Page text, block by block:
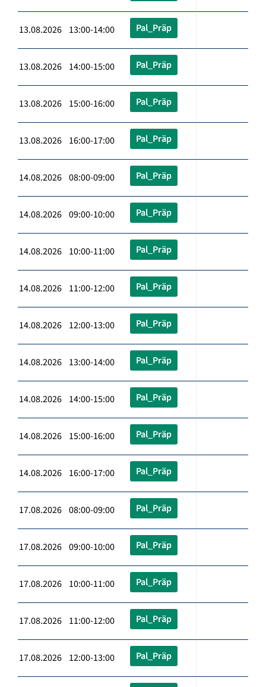
13.08.2026 13:00-14:00 Pal_Präp
13.08.2026 14:00-15:00 Pal_Präp
13.08.2026 15:00-16:00 Pal_Präp
13.08.2026 16:00-17:00 Pal_Präp
14.08.2026 08:00-09:00 Pal_Präp
14.08.2026 09:00-10:00 Pal_Präp
14.08.2026 10:00-11:00 Pal_Präp
14.08.2026 11:00-12:00 Pal_Präp
14.08.2026 12:00-13:00 Pal_Präp
14.08.2026 13:00-14:00 Pal_Präp
14.08.2026 14:00-15:00 Pal_Präp
14.08.2026 15:00-16:00 Pal_Präp
14.08.2026 16:00-17:00 Pal_Präp
17.08.2026 08:00-09:00 Pal_Präp
17.08.2026 09:00-10:00 Pal_Präp
17.08.2026 10:00-11:00 Pal_Präp
17.08.2026 11:00-12:00 Pal_Präp
17.08.2026 12:00-13:00 Pal_Präp